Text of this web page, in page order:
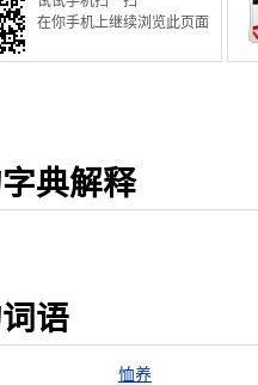
在你手机上继续浏览此页面
典解释
语
恤养